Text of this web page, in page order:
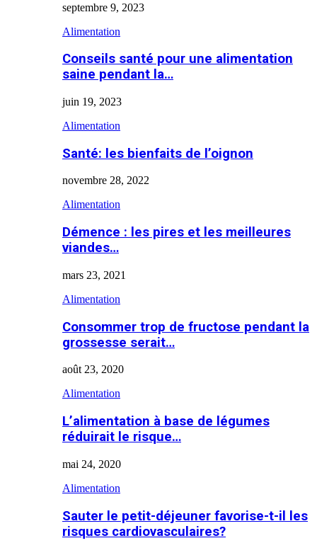
septembre 9, 2023
Alimentation
Conseils santé pour une alimentation
saine pendant la…
juin 19, 2023
Alimentation
Santé: les bienfaits de l’oignon
novembre 28, 2022
Alimentation
Démence : les pires et les meilleures
viandes…
mars 23, 2021
Alimentation
Consommer trop de fructose pendant la
grossesse serait…
août 23, 2020
Alimentation
L’alimentation à base de légumes
réduirait le risque…
mai 24, 2020
Alimentation
Sauter le petit-déjeuner favorise-t-il les
risques cardiovasculaires?